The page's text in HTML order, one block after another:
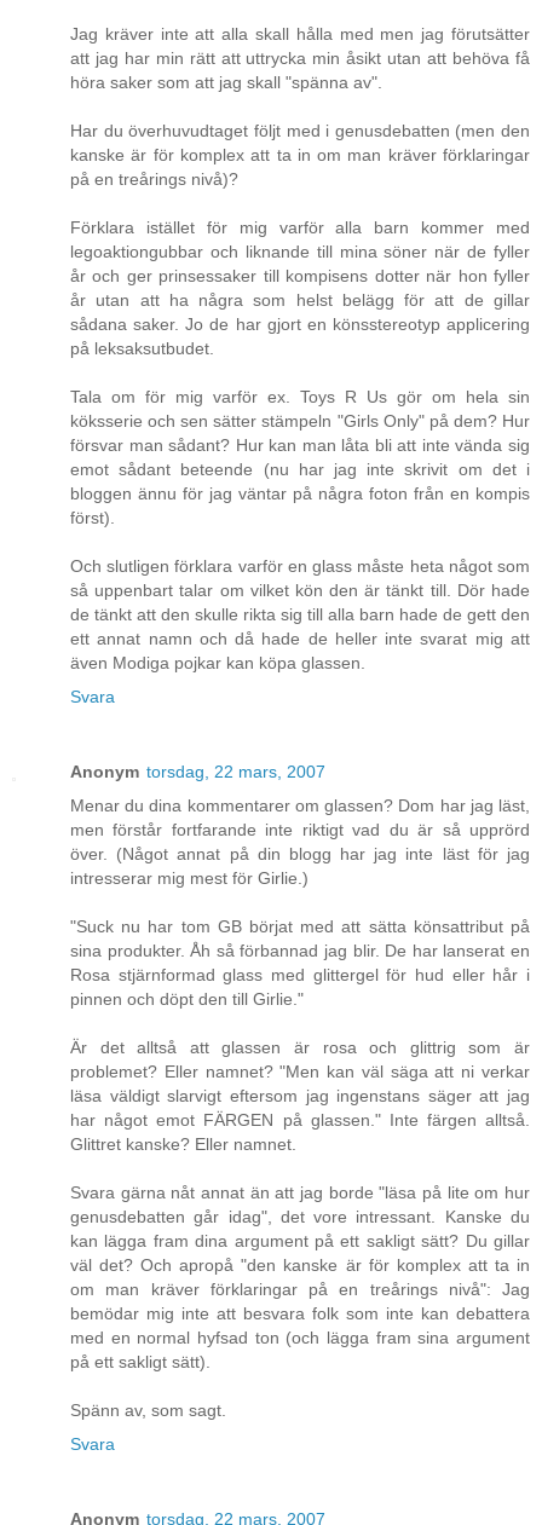
Jag kräver inte att alla skall hålla med men jag förutsätter
att jag har min rätt att uttrycka min åsikt utan att behöva få
höra saker som att jag skall "spänna av".
Har du överhuvudtaget följt med i genusdebatten (men den
kanske är för komplex att ta in om man kräver förklaringar
på en treårings nivå)?
Förklara istället för mig varför alla barn kommer med
legoaktiongubbar och liknande till mina söner när de fyller
år och ger prinsessaker till kompisens dotter när hon fyller
år utan att ha några som helst belägg för att de gillar
sådana saker. Jo de har gjort en könsstereotyp applicering
på leksaksutbudet.
Tala om för mig varför ex. Toys R Us gör om hela sin
köksserie och sen sätter stämpeln "Girls Only" på dem? Hur
försvar man sådant? Hur kan man låta bli att inte vända sig
emot sådant beteende (nu har jag inte skrivit om det i
bloggen ännu för jag väntar på några foton från en kompis
först).
Och slutligen förklara varför en glass måste heta något som
så uppenbart talar om vilket kön den är tänkt till. Dör hade
de tänkt att den skulle rikta sig till alla barn hade de gett den
ett annat namn och då hade de heller inte svarat mig att
även Modiga pojkar kan köpa glassen.
Svara
Anonym torsdag, 22 mars, 2007
Menar du dina kommentarer om glassen? Dom har jag läst,
men förstår fortfarande inte riktigt vad du är så upprörd
över. (Något annat på din blogg har jag inte läst för jag
intresserar mig mest för Girlie.)
"Suck nu har tom GB börjat med att sätta könsattribut på
sina produkter. Åh så förbannad jag blir. De har lanserat en
Rosa stjärnformad glass med glittergel för hud eller hår i
pinnen och döpt den till Girlie."
Är det alltså att glassen är rosa och glittrig som är
problemet? Eller namnet? "Men kan väl säga att ni verkar
läsa väldigt slarvigt eftersom jag ingenstans säger att jag
har något emot FÄRGEN på glassen." Inte färgen alltså.
Glittret kanske? Eller namnet.
Svara gärna nåt annat än att jag borde "läsa på lite om hur
genusdebatten går idag", det vore intressant. Kanske du
kan lägga fram dina argument på ett sakligt sätt? Du gillar
väl det? Och apropå "den kanske är för komplex att ta in
om man kräver förklaringar på en treårings nivå": Jag
bemödar mig inte att besvara folk som inte kan debattera
med en normal hyfsad ton (och lägga fram sina argument
på ett sakligt sätt).
Spänn av, som sagt.
Svara
Anonym torsdag, 22 mars, 2007